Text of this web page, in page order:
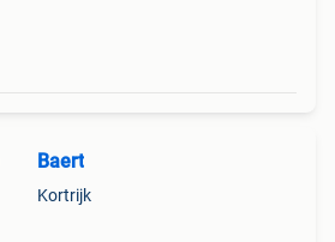
Baert
Kortrijk